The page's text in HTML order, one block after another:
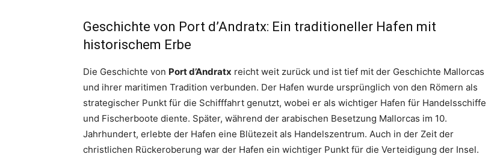
Geschichte von Port d’Andratx: Ein traditioneller Hafen mit
historischem Erbe
Die Geschichte von Port d’Andratx reicht weit zurück und ist tief mit der Geschichte Mallorcas
und ihrer maritimen Tradition verbunden. Der Hafen wurde ursprünglich von den Römern als
strategischer Punkt für die Schifffahrt genutzt, wobei er als wichtiger Hafen für Handelsschiffe
und Fischerboote diente. Später, während der arabischen Besetzung Mallorcas im 10.
Jahrhundert, erlebte der Hafen eine Blütezeit als Handelszentrum. Auch in der Zeit der
christlichen Rückeroberung war der Hafen ein wichtiger Punkt für die Verteidigung der Insel.